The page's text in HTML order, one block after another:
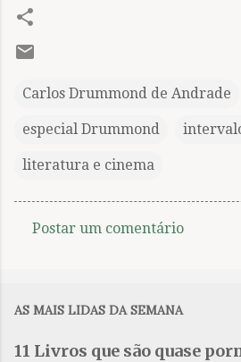
Carlos Drummond de Andrade
especial Drummond
literatura e cinema
n
Postar um comentário
AS MAIS LIDAS DA SEMANA
11 Livros que são quase